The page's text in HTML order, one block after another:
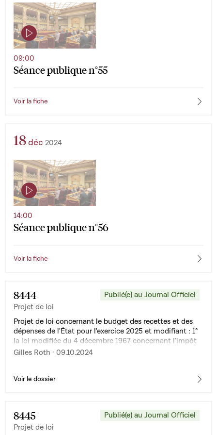
Séance publique n°55
09:00
Voir la fiche
18déc 2024
Séance publique n°56
14:00
Voir la fiche
8444
Projet de loi
Publié(e) au Journal Officiel
Projet de loi concernant le budget des recettes et des
dépenses de l'État pour l'exercice 2025 et modifiant : 1°
la loi modifiée du 4 décembre 1967 concernant l'impôt
sur le revenu ; 2° la loi modifiée du 17 décembre 2010
tabacs manufacturés, l'alcool et les boissons alcooliques
budget, la comptabilité et la trésorerie de l'État ; 5° la loi
modifiée du 14 décembre 2016 portant création d'un
Gilles Roth · 09.10.2024
Voir le dossier
8445
Projet de loi
Publié(e) au Journal Officiel